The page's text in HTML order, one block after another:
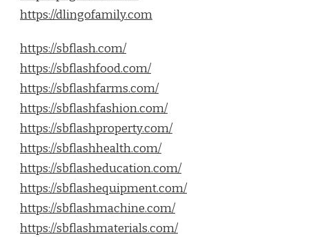
https://dlingofamily.com
https://sbflash.com/
https://sbflashfood.com/
https://sbflashfarms.com/
https://sbflashfashion.com/
https://sbflashproperty.com/
https://sbflashhealth.com/
https://sbflasheducation.com/
https://sbflashequipment.com/
https://sbflashmachine.com/
https://sbflashmaterials.com/